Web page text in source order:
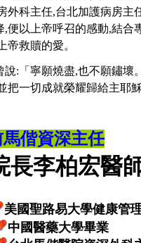
外科主任,台北加護病房主
,便以上帝呼召的感動,結
帝救贖的愛。
說:「寧願燒盡,也不願鏽壞
把一切成就榮耀歸給主耶穌
馬偕資深主任
李柏宏醫
美國聖路易大學健康管
中國醫藥大學畢業